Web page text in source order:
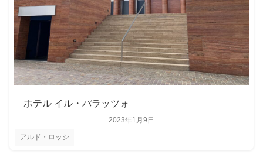
アルド・ロッシ
2023年1月9日
ホテル イル・パラッツォ